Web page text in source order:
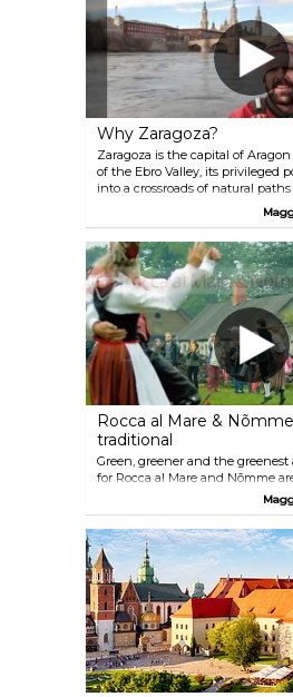
musei offre attrazioni sufficienti a
un'intera settimana.
Why Zaragoza?
Zaragoza is the capital of
of the Ebro Valley, its privileged
into a crossroads of natural
distance from Madrid,
Bilbao. The city counts on an
and a railway network with the
(AVE). This tourist destination
gastronomy and a rich heritage
monuments, with the
and Cathedral of San Salvador,
Aljaferia Palace, the astonishing
universal artist Goya or the
the Mudejar style - UNESCO
among others.
Rocca al Mare &
traditional
Green, greener and the
for Rocca al Mare and Nõmme
here where you can see the
collection of animals in the
Estonian history through the
houses or celebrate old traditions
under the pine trees and taste
food at the Nõmme market.